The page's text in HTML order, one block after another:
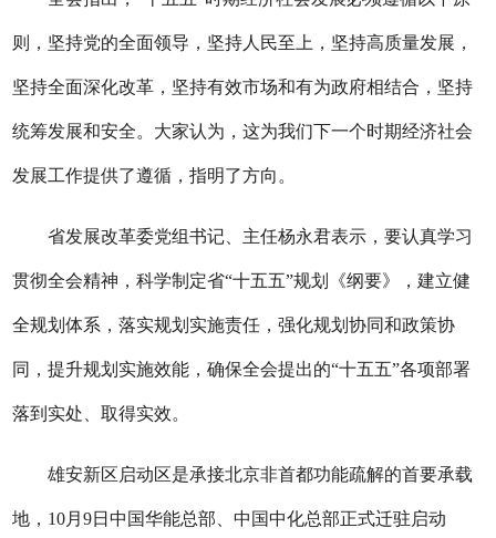
则，坚持党的全面领导，坚持人民至上，坚持高质量发展，
坚持全面深化改革，坚持有效市场和有为政府相结合，坚持
统筹发展和安全。大家认为，这为我们下一个时期经济社会
发展工作提供了遵循，指明了方向。
省发展改革委党组书记、主任杨永君表示，要认真学习
贯彻全会精神，科学制定省“十五五”规划《纲要》，建立健
全规划体系，落实规划实施责任，强化规划协同和政策协
同，提升规划实施效能，确保全会提出的“十五五”各项部署
落到实处、取得实效。
雄安新区启动区是承接北京非首都功能疏解的首要承载
地，10月9日中国华能总部、中国中化总部正式迁驻启动